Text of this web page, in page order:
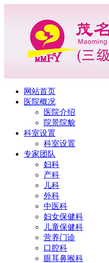
网站首页
医院概况
医院介绍
院景院貌
科室设置
科室设置
专家团队
妇科
产科
儿科
外科
中医科
妇女保健科
儿童保健科
营养门诊
口腔科
眼耳鼻喉科